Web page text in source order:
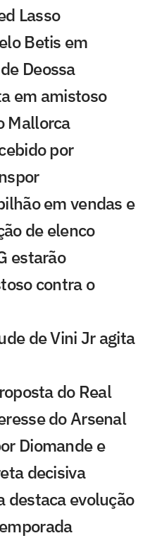
Lasso
Betis em
Deossa
em amistoso
Mallorca
por
em vendas e
de elenco
estarão
contra o
de Vini Jr agita
do Real
do Arsenal
Diomande e
decisiva
destaca evolução